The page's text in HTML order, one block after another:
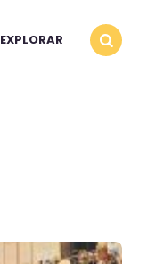
EXPLORAR